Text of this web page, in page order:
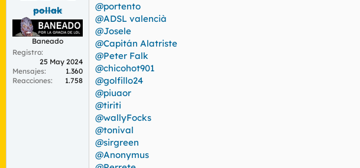
pollak
Baneado
Registro
25 May 2024
Mensajes
1.360
Reacciones
1.758
@portento
@ADSL valencià
@Josele
@Capitán Alatriste
@Peter Falk
@chicohot901
@golfillo24
@piuaor
@tiriti
@wallyFocks
@tonival
@sirgreen
@Anonymus